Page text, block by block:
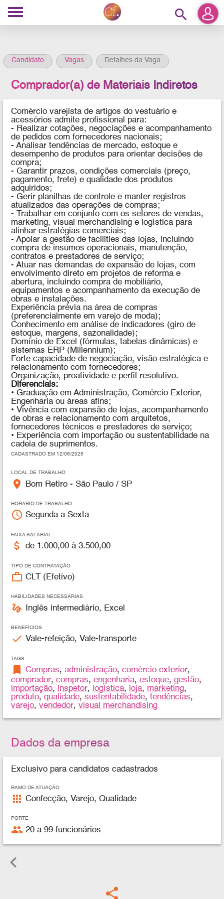
search
Candidato Vagas Detalhes da Vaga
Comprador(a) de Materiais Indiretos
Comércio varejista de artigos do vestuário e
acessórios admite profissional para:
- Realizar cotações, negociações e acompanhamento
de pedidos com fornecedores nacionais;
- Analisar tendências de mercado, estoque e
desempenho de produtos para orientar decisões de
compra;
- Garantir prazos, condições comerciais (preço,
pagamento, frete) e qualidade dos produtos
adquiridos;
- Gerir planilhas de controle e manter registros
atualizados das operações de compras;
- Trabalhar em conjunto com os setores de vendas,
marketing, visual merchandising e logística para
alinhar estratégias comerciais;
- Apoiar a gestão de facilities das lojas, incluindo
compra de insumos operacionais, manutenção,
contratos e prestadores de serviço;
- Atuar nas demandas de expansão de lojas, com
envolvimento direto em projetos de reforma e
abertura, incluindo compra de mobiliário,
equipamentos e acompanhamento da execução de
obras e instalações.
Experiência prévia na área de compras
(preferencialmente em varejo de moda);
Conhecimento em análise de indicadores (giro de
estoque, margens, sazonalidade);
Domínio de Excel (fórmulas, tabelas dinâmicas) e
sistemas ERP (Millennium);
Forte capacidade de negociação, visão estratégica e
relacionamento com fornecedores;
Organização, proatividade e perfil resolutivo.
Diferenciais:
• Graduação em Administração, Comércio Exterior,
Engenharia ou áreas afins;
• Vivência com expansão de lojas, acompanhamento
de obras e relacionamento com arquitetos,
fornecedores técnicos e prestadores de serviço;
• Experiência com importação ou sustentabilidade na
cadeia de suprimentos.
CADASTRADO EM 12/06/2025
LOCAL DE TRABALHO
place Bom Retiro - São Paulo / SP
HORÁRIO DE TRABALHO
access_time Segunda a Sexta
FAIXA SALARIAL
attach_money de 1.000,00 à 3.500,00
TIPO DE CONTRATAÇÃO
work_outline CLT (Efetivo)
HABILIDADES NECESSÁRIAS
gesture Inglês intermediário, Excel
BENEFÍCIOS
check Vale-refeição, Vale-transporte
TAGS
bookmark Compras,administração,comércio exterior,
comprador,compras,engenharia,estoque,gestão,
importação, inspetor, logística, loja, marketing,
produto,qualidade,sustentabilidade,tendências,
varejo,vendedor,visual merchandising
Dados da empresa
Exclusivo para candidatos cadastrados
RAMO DE ATUAÇÃO
apps Confecção, Varejo, Qualidade
PORTE
people 20 a 99 funcionários
keyboard_arrow_left
share